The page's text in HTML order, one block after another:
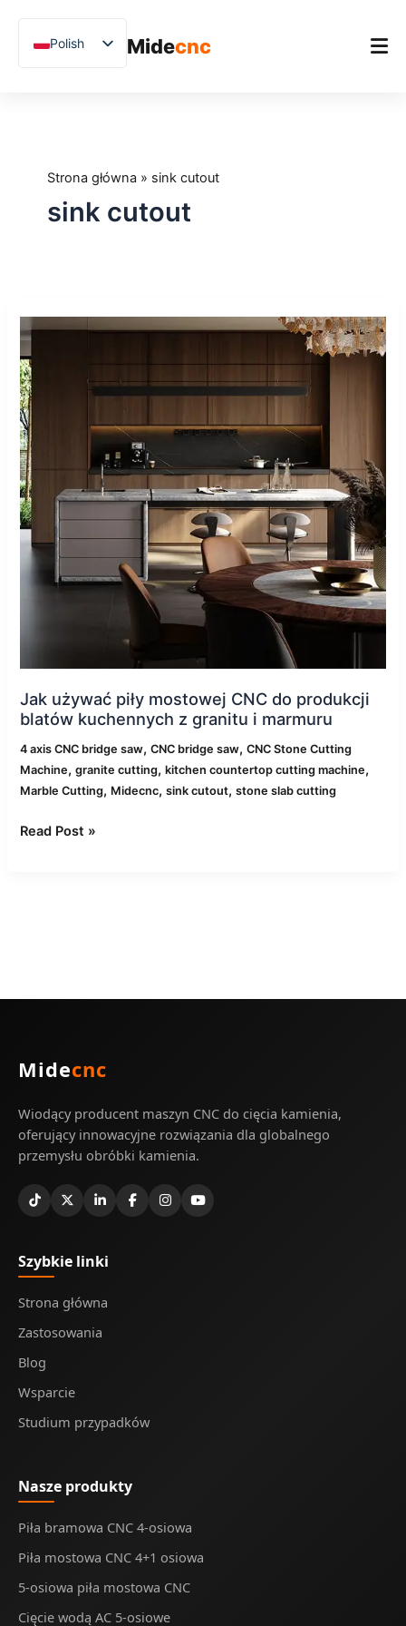
Midecnc
Zastosowania
Blog
Polish
English
Spanish
Strona główna » sink cutout
sink cutout
Jak używać piły mostowej CNC do produkcji
blatów kuchennych z granitu i marmuru
4 axis CNC bridge saw,CNC bridge saw,CNC Stone Cutting
Machine,granite cutting,kitchen countertop cutting machine,
Marble Cutting, Midecnc,sink cutout,stone slab cutting
używać
mostowej
CNC
do
produkcji
blatów
kuchennych
z
granitu
marmuru
Read Post »
Midecnc
Wiodący producent maszyn CNC do cięcia kamienia,
oferujący innowacyjne rozwiązania dla globalnego
przemysłu obróbki kamienia.
Szybkie linki
Strona główna
Zastosowania
Blog
Wsparcie
Studium przypadków
Nasze produkty
Piła bramowa CNC 4-osiowa
Piła mostowa CNC 4+1 osiowa
5-osiowa piła mostowa CNC
Cięcie wodą AC 5-osiowe